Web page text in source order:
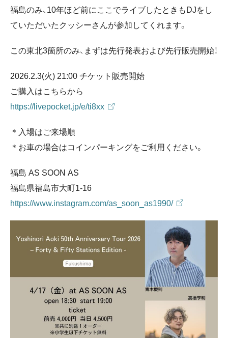
福島のみ、10年ほど前にここでライブしたときもDJをし
ていただいたクッシーさんが参加してくれます。
この東北3箇所のみ、まずは先行発表および先行販売開始！
2026.2.3(火) 21:00 チケット販売開始
ご購入はこちらから
https://livepocket.jp/e/ti8xx
＊入場はご来場順
＊お車の場合はコインパーキングをご利用ください。
福島 AS SOON AS
福島県福島市大町1-16
https://www.instagram.com/as_soon_as1990/